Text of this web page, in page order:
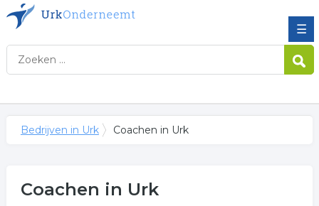
☰
Bedrijven in Urk Coachen in Urk
Coachen in Urk